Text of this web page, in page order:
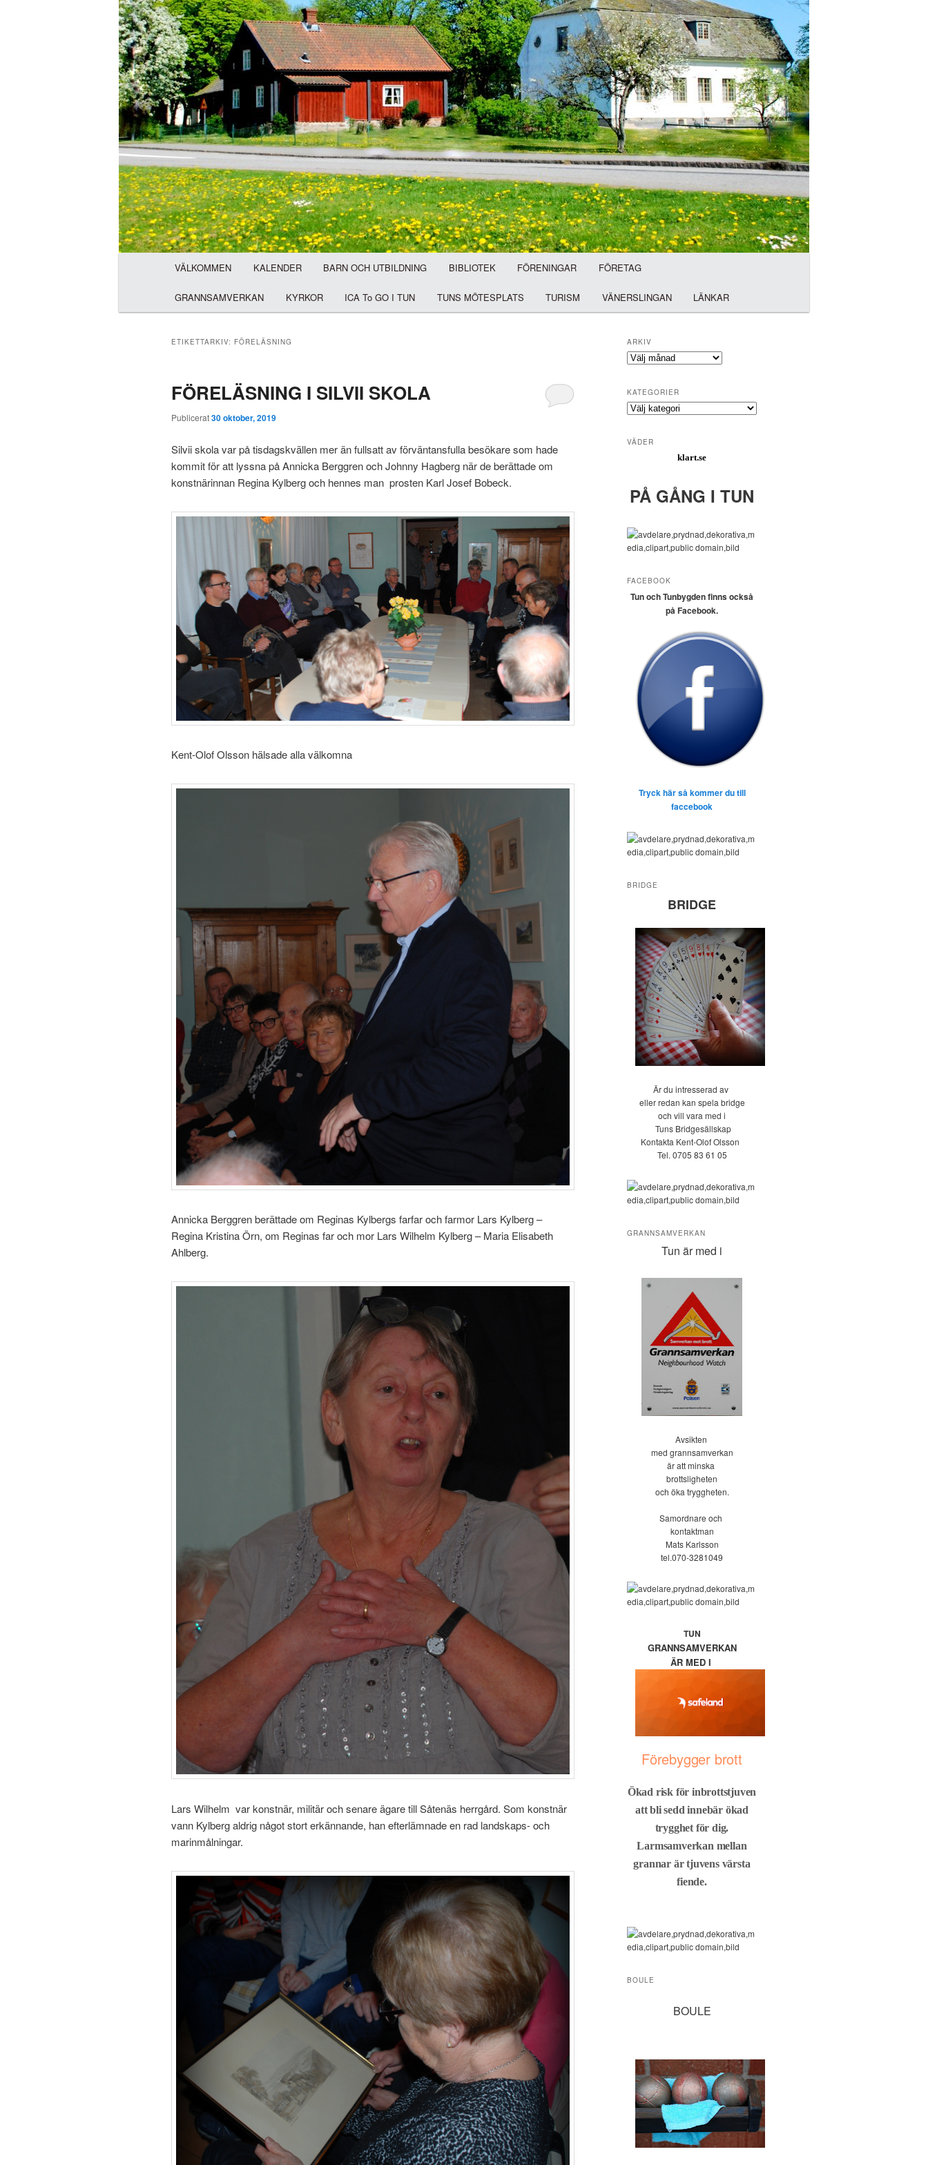
u
VÄLKOMMEN KALENDER BARN OCH UTBILDNING BIBLIOTEK FÖRENINGAR FÖRETAG
GRANNSAMVERKAN KYRKOR ICA To GO I TUN TUNS MÖTESPLATS TURISM VÄNERSLINGAN LÄNKAR
ETIKETTARKIV: FÖRELÄSNING
FÖRELÄSNING I SILVII SKOLA
Publicerat30 oktober, 2019
Silvii skola var på tisdagskvällen mer än fullsatt av förväntansfulla besökare som hade
kommit för att lyssna på Annicka Berggren och Johnny Hagberg när de berättade om
konstnärinnan Regina Kylberg och hennes man prosten Karl Josef Bobeck.
Kent-Olof Olsson hälsade alla välkomna
Annicka Berggren berättade om Reginas Kylbergs farfar och farmor Lars Kylberg –
Regina Kristina Örn, om Reginas far och mor Lars Wilhelm Kylberg – Maria Elisabeth
Ahlberg.
Lars Wilhelm var konstnär, militär och senare ägare till Såtenäs herrgård. Som konstnär
vann Kylberg aldrig något stort erkännande, han efterlämnade en rad landskaps- och
marinmålningar.
ARKIV
Arkiv
KATEGORIER
Kategorier
VÄDER
klart.se
PÅ GÅNG I TUN
FACEBOOK
Tun och Tunbygden finns också
på Facebook.
Tryck här så kommer du till
faccebook
BRIDGE
BRIDGE
Är du intresserad av
eller redan kan spela bridge
och vill vara med i
Tuns Bridgesällskap
Kontakta Kent-Olof Olsson
Tel. 0705 83 61 05
GRANNSAMVERKAN
Tun är med i
Avsikten
med grannsamverkan
är att minska
brottsligheten
och öka tryggheten.
Samordnare och
kontaktman
Mats Karlsson
tel.070-3281049
TUN
GRANNSAMVERKAN
ÄR MED I
Förebygger brott
Ökad risk för inbrottstjuven
att bli sedd innebär ökad
trygghet för dig.
Larmsamverkan mellan
grannar är tjuvens värsta
fiende.
BOULE
BOULE